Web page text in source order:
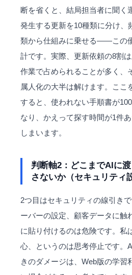
断を省くと、結局担当者に聞く
発生する更新を10種類に分け、
類から仕組みに乗せる——この
計です。実際、更新依頼の8割
作業で占められることが多く、
属人化の大半は解けます。ここ
すると、使われない手順書が
なり、かえって探す時間が1件
しまいます。
判断軸2：どこまでAIに
さないか（セキュリティ
2つ目はセキュリティの線引き
ーバーの設定、顧客データに触
に貼り付けるのは危険です。私
心、というのは思考停止です。
きのダメージは、Web版の学習